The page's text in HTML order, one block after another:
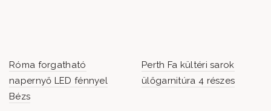
Róma forgatható
napernyő LED fénnyel
Bézs
Perth Fa kültéri sarok
ülőgarnitúra 4 részes